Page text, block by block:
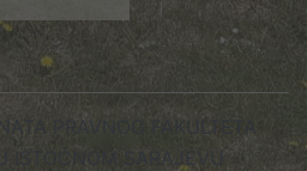
PRAVNOG FAKULTETA
ISTOČNOM SARAJEVU